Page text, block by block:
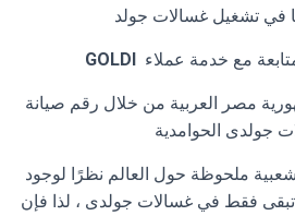
في تشغيل غسالات جولد
مع خدمة عملاء GOLDI
مصر العربية من خلال رقم صيانة
جولدى الحوامدية
ملحوظة حول العالم نظرًا لوجود
تبقى فقط في غسالات جولدى ، لذا فإن